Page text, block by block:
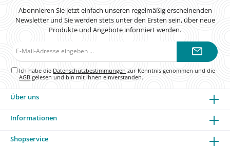
Abonnieren Sie jetzt einfach unseren regelmäßig erscheinenden
Newsletter und Sie werden stets unter den Ersten sein, über neue
Produkte und Angebote informiert werden.
Ich habe die Datenschutzbestimmungen zur Kenntnis genommen und die
AGB gelesen und bin mit ihnen einverstanden.
Über uns
Informationen
Shopservice